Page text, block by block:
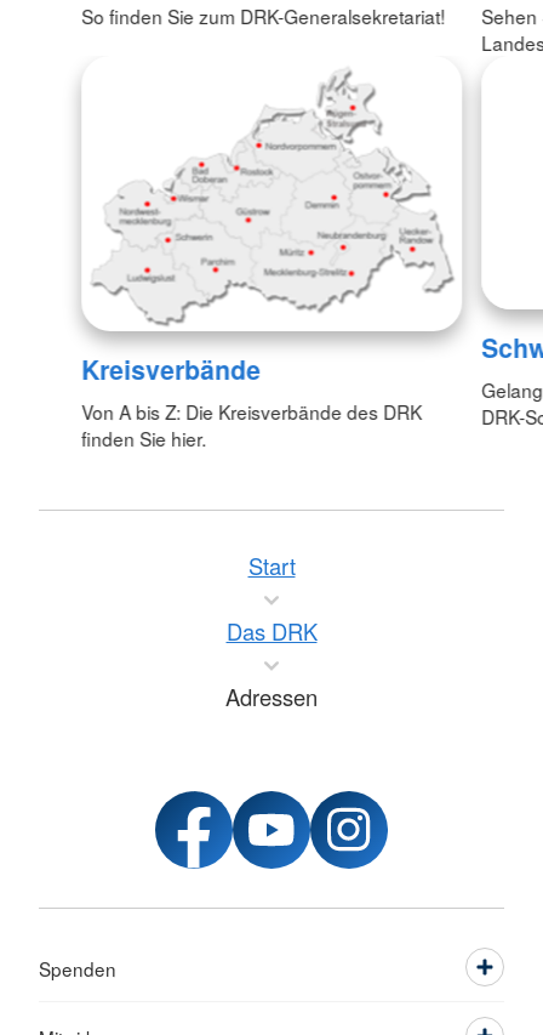
So finden Sie zum DRK-Generalsekretariat!
Sehen
Kreisverbände
Von A bis Z: Die Kreisverbände des DRK
finden Sie hier.
DRK-
Start
Das DRK
Adressen
Spenden